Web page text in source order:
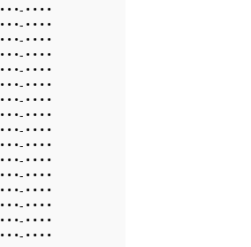
• • •- • • • •
• • •- • • • •
• • •- • • • •
• • •- • • • •
• • •- • • • •
• • •- • • • •
• • •- • • • •
• • •- • • • •
• • •- • • • •
• • •- • • • •
• • •- • • • •
• • •- • • • •
• • •- • • • •
• • •- • • • •
• • •- • • • •
• • •- • • • •